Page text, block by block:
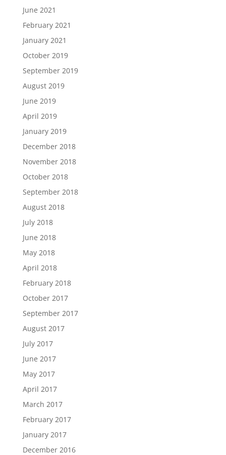
June 2021
February 2021
January 2021
October 2019
September 2019
August 2019
June 2019
April 2019
January 2019
December 2018
November 2018
October 2018
September 2018
August 2018
July 2018
June 2018
May 2018
April 2018
February 2018
October 2017
September 2017
August 2017
July 2017
June 2017
May 2017
April 2017
March 2017
February 2017
January 2017
December 2016